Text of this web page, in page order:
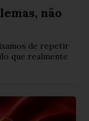
não
de repetir
que realmente